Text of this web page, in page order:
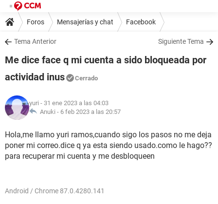
Foros Mensajerías y chat Facebook
Tema Anterior Siguiente Tema
Me dice face q mi cuenta a sido bloqueada por
actividad inus
Cerrado
yuri - 31 ene 2023 a las 04:03
Anuki - 6 feb 2023 a las 20:57
Hola,me llamo yuri ramos,cuando sigo los pasos no me deja
poner mi correo.dice q ya esta siendo usado.como le hago??
para recuperar mi cuenta y me desbloqueen
Android / Chrome 87.0.4280.141